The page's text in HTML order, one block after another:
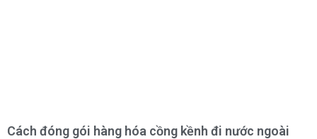
Cách đóng gói hàng hóa cồng kềnh đi nước ngoài